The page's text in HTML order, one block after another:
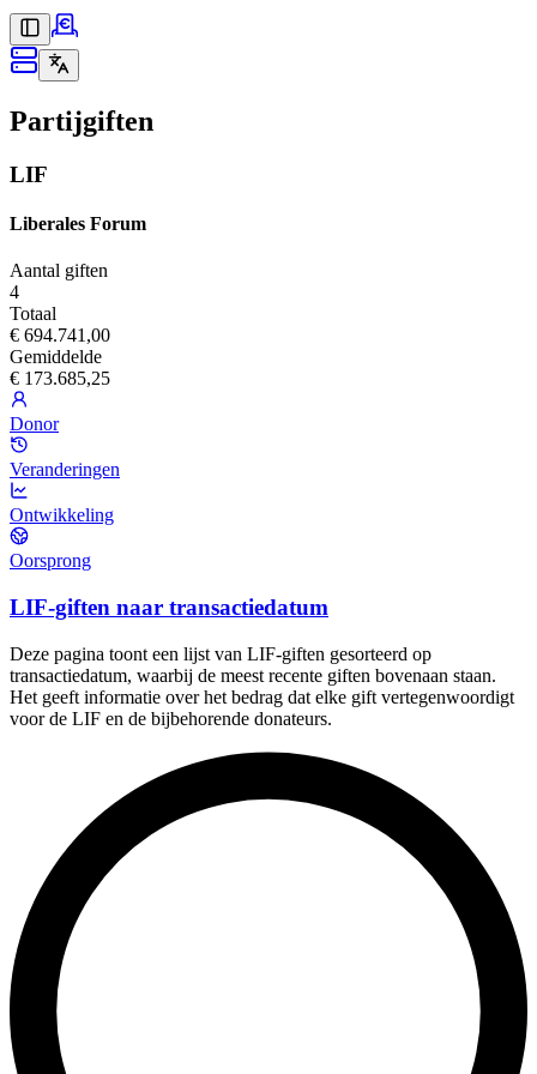
Partijgiften
LIF
Liberales Forum
Aantal giften
4
Totaal
€ 694.741,00
Gemiddelde
€ 173.685,25
Donor
Veranderingen
Ontwikkeling
Oorsprong
LIF-giften naar transactiedatum
Deze pagina toont een lijst van LIF-giften gesorteerd op
transactiedatum, waarbij de meest recente giften bovenaan staan.
Het geeft informatie over het bedrag dat elke gift vertegenwoordigt
voor de LIF en de bijbehorende donateurs.